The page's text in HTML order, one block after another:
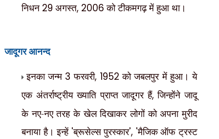
निधन 29 अगस्त, 2006 को टीकमगढ़ में हुआ था।
जादूगर आनन्द
इनका जन्म 3 फरवरी, 1952 को जबलपुर में हुआ। ये
एक अंतर्राष्ट्रीय ख्याति प्राप्त जादूगर हैं,जिन्होंने जादू
के नए-नए तरह के खेल दिखाकर लोगों को अपना मुरीद
बनाया है। इन्हें 'ब्रूसेल्स पुरस्कार', 'मैजिक ऑफ ट्रस्ट